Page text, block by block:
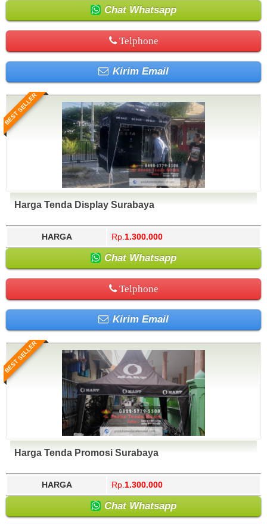
Chat Whatsapp
Telphone
Kirim Email
BEST SELLER
Harga Tenda Display Surabaya
HARGA Rp. 1.300.000
Chat Whatsapp
Telphone
Kirim Email
BEST SELLER
Harga Tenda Promosi Surabaya
HARGA Rp. 1.300.000
Chat Whatsapp